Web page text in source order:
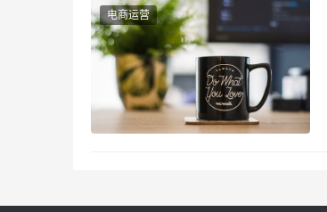
电商运营